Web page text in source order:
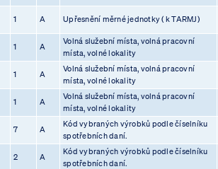
1 A Upřesnění měrné jednotky ( k TARMJ)
1 A
Volná služební místa, volná pracovní
místa, volné lokality
1 A
Volná služební místa, volná pracovní
místa, volné lokality
1 A
Volná služební místa, volná pracovní
místa, volné lokality
7 A
Kód vybraných výrobků podle číselníku
spotřebních daní.
2 A
Kód vybraných výrobků podle číselníku
spotřebních daní.